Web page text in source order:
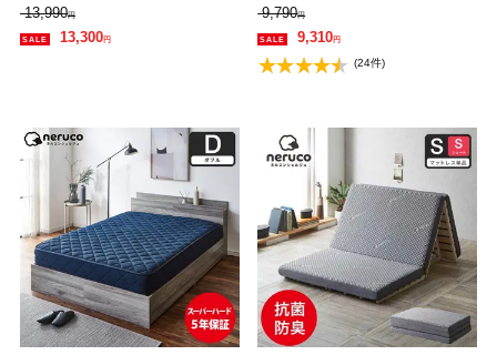
11cm厚 ベッドマットレス 体圧分散
シングル 硬め
13,990円
13,300円
ットコイルマットレス 11cm厚 長さ
180cm スリムショートマットレス
ベッドマットレス スプリングマット
レス
9,790円
9,310円
(24件)